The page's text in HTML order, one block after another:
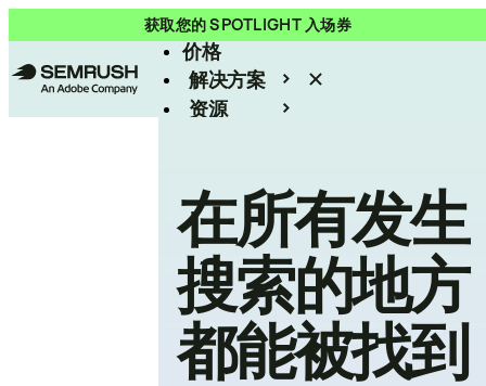
获取您的 SPOTLIGHT 入场券
产品
价格
解决方案
资源
在所有发生
搜索的地方
都能被找到